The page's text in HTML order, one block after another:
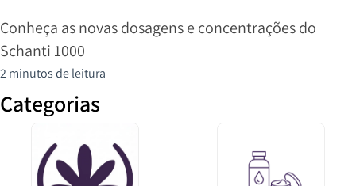
Conheça as novas dosagens e concentrações do
Schanti 1000
2 minutos de leitura
Categorias